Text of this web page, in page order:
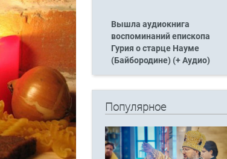
Вышла аудиокнига
воспоминаний епископа
Гурия о старце Науме
(Байбородине) (+ Аудио)
Популярное